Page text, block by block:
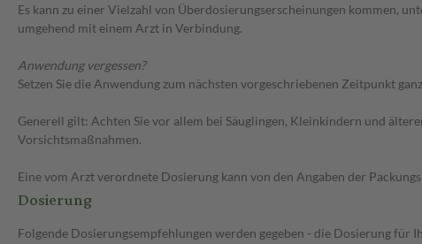
Es kann zu einer Vielzahl von Überdosierungserscheinungen kommen,
umgehend mit einem Arzt in Verbindung.
Anwendung vergessen?
Setzen Sie die Anwendung zum nächsten vorgeschriebenen Zeitpunkt
Generell gilt: Achten Sie vor allem bei Säuglingen, Kleinkindern und
Vorsichtsmaßnahmen.
Eine vom Arzt verordnete Dosierung kann von den Angaben der
Dosierung
Folgende Dosierungsempfehlungen werden gegeben - die Dosierung für